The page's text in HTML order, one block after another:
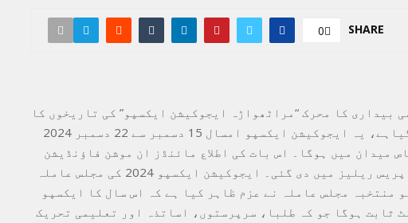
SHARE
0
بیداری کا محرک “مراٹھواڑہ ایجوکیشن ایکسپو” کی تاریخوں کا
باضابطہ اعلان کردیا گیاہے، یہ ایجوکیشن ایکسپو امسال 15 دسمبر سے 22 دسمبر 2024
میدان میں ہوگا۔ اس بات کی اطلاع مائنڈز ان موشن فاؤنڈیشن
کی جانب سے جاری کردہ پریس ریلیز میں دی گئی۔ ایجوکیشن ایکسپو 2024 کی مجلس عاملہ
منتخبہ مجلس عاملہ نے عزم ظاہر کیا ہے کہ اس سال کا ایکسپو
ثابت ہوگا جو کہ طلبا، سرپرستوں، اساتذہ اور تعلیمی تحریک